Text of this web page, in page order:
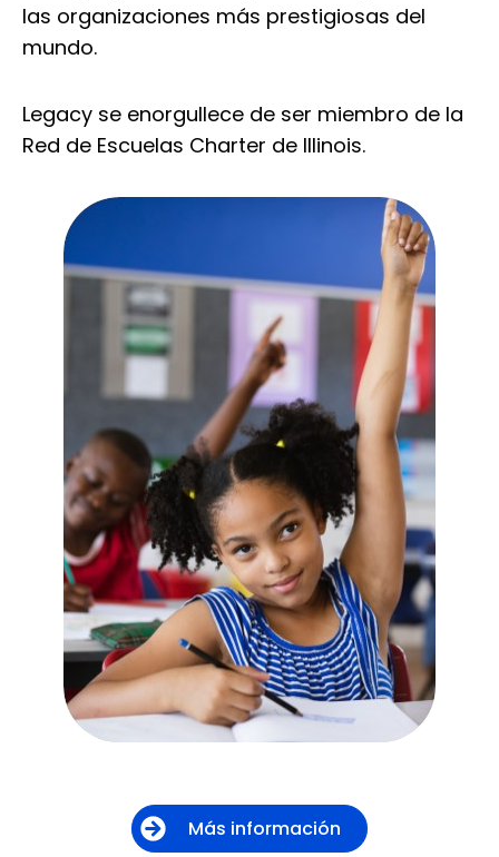
las organizaciones más prestigiosas del
mundo.
Legacy se enorgullece de ser miembro de la
Red de Escuelas Charter de Illinois.
Más información